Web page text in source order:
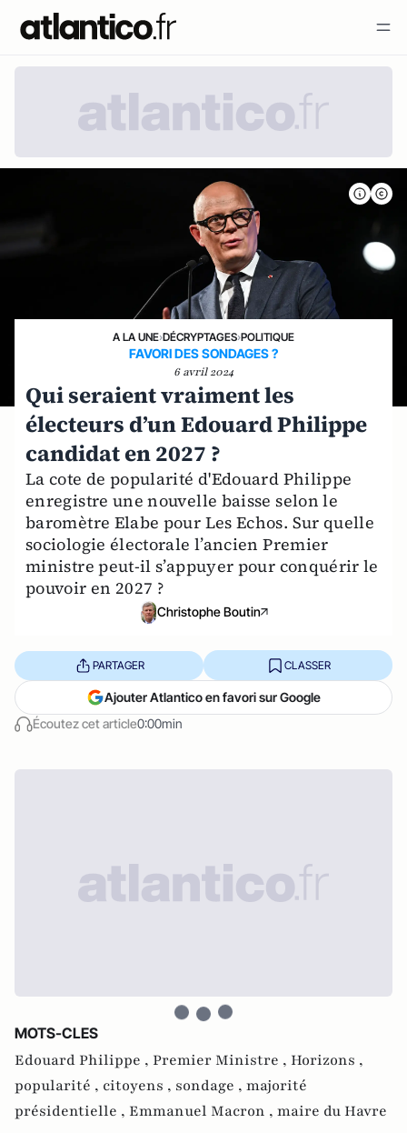
A LA UNE›DÉCRYPTAGES›POLITIQUE
FAVORI DES SONDAGES ?
6 avril 2024
Qui seraient vraiment les
électeurs d’un Edouard Philippe
candidat en 2027 ?
La cote de popularité d'Edouard Philippe
enregistre une nouvelle baisse selon le
baromètre Elabe pour Les Echos. Sur quelle
sociologie électorale l’ancien Premier
ministre peut-il s’appuyer pour conquérir le
pouvoir en 2027 ?
Christophe Boutin
Écoutez cet article0:00min
PARTAGER CLASSER
Ajouter Atlantico en favori sur Google
MOTS-CLES
Edouard Philippe , Premier Ministre , Horizons ,
popularité , citoyens , sondage , majorité
présidentielle , Emmanuel Macron , maire du Havre